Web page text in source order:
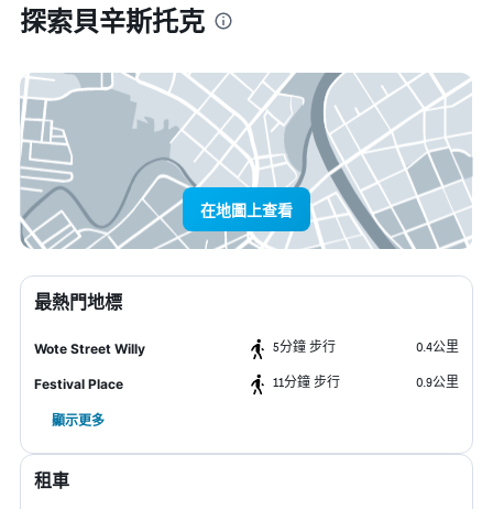
探索貝辛斯托克
在地圖上查看
最熱門地標
Wote Street Willy 5分鐘 步行 0.4公里
Festival Place 11分鐘 步行 0.9公里
顯示更多
租車